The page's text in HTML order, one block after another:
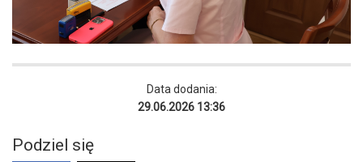
Data dodania:
29.06.2026 13:36
Podziel się